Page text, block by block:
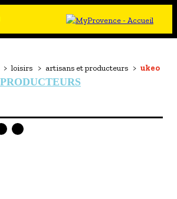
LES COUTUMES
> loisirs > artisans et producteurs > ukeo